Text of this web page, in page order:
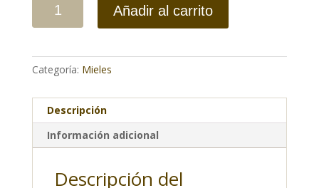
Añadir al carrito
Categoría: Mieles
Descripción
Información adicional
Descripción del